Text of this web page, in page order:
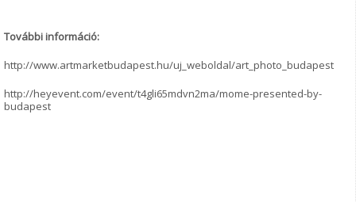
További információ:
http://www.artmarketbudapest.hu/uj_weboldal/art_photo_budapest
http://heyevent.com/event/t4gli65mdvn2ma/mome-presented-by-
budapest